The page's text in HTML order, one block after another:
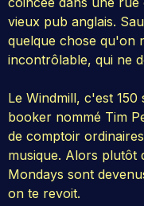
vieux pub anglais.
quelque chose qu'on
incontrôlable, qui ne
Le Windmill, c'est
booker nommé Tim
de comptoir
musique. Alors plutôt
Mondays sont
on te revoit.